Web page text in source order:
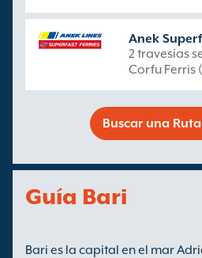
Anek
2 travesías
Corfu Ferris
Buscar una
Guía Bari
Bari es la capital en el mar